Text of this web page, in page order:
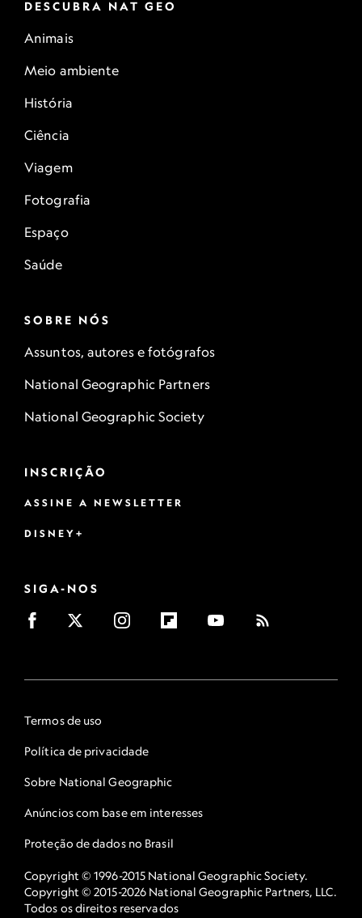
DESCUBRA NAT GEO
Animais
Meio ambiente
História
Ciência
Viagem
Fotografia
Espaço
Saúde
SOBRE NÓS
Assuntos, autores e fotógrafos
National Geographic Partners
National Geographic Society
INSCRIÇÃO
ASSINE A NEWSLETTER
DISNEY+
SIGA-NOS
Termos de uso
Política de privacidade
Sobre National Geographic
Anúncios com base em interesses
Proteção de dados no Brasil
Copyright © 1996-2015 National Geographic Society.
Copyright © 2015-2026 National Geographic Partners, LLC.
Todos os direitos reservados